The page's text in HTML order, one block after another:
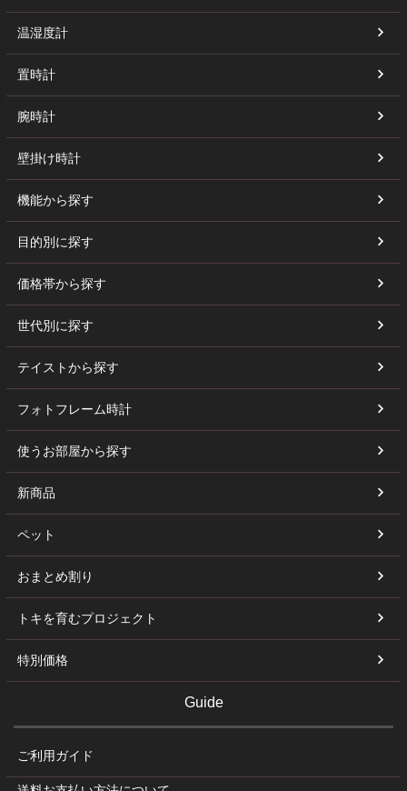
温湿度計
置時計
腕時計
壁掛け時計
機能から探す
目的別に探す
価格帯から探す
世代別に探す
テイストから探す
フォトフレーム時計
使うお部屋から探す
新商品
ペット
おまとめ割り
トキを育むプロジェクト
特別価格
Guide
ご利用ガイド